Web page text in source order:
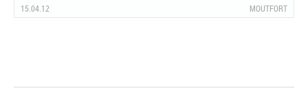
15.04.12 MOUTFORT